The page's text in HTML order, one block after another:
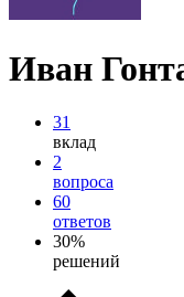
Иван
31
вклад
2
вопроса
60
ответов
30%
решений